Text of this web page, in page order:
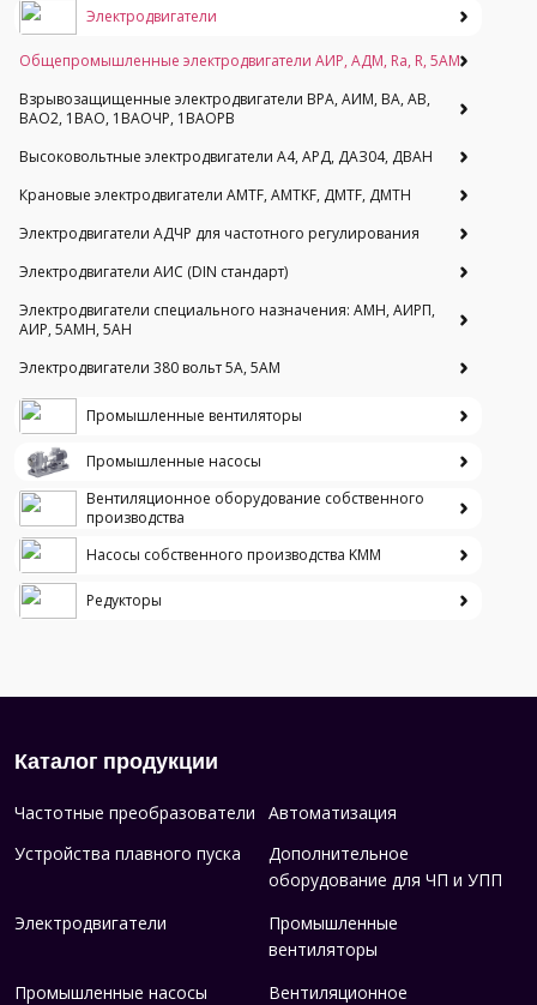
Электродвигатели
Общепромышленные электродвигатели АИР, АДМ, Ra, R, 5AM
Взрывозащищенные электродвигатели ВРА, АИМ, ВА, АВ,
ВАO2, 1ВАО, 1ВАОЧР, 1ВАОРВ
Высоковольтные электродвигатели A4, АРД, ДАЗ04, ДВАН
Крановые электродвигатели AMTF, AMTKF, ДMTF, ДМТН
Электродвигатели АДЧР для частотного регулирования
Электродвигатели АИС (DIN стандарт)
Электродвигатели специального назначения: АМН, АИРП,
АИР, 5АМН, 5АН
Электродвигатели 380 вольт 5А, 5АМ
Промышленные вентиляторы
Промышленные насосы
Вентиляционное оборудование собственного
производства
Насосы собственного производства KMM
Редукторы
Каталог продукции
Частотные преобразователи
Автоматизация
Устройства плавного пуска
Дополнительное
оборудование для ЧП и УПП
Электродвигатели Промышленные
вентиляторы
Промышленные насосы Вентиляционное